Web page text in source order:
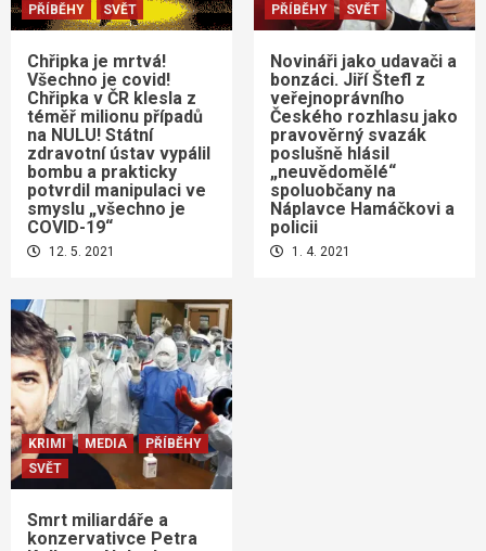
PŘÍBĚHY
SVĚT
Chřipka je mrtvá!
Všechno je covid!
Chřipka v ČR klesla z
téměř milionu případů
na NULU! Státní
zdravotní ústav vypálil
bombu a prakticky
potvrdil manipulaci ve
smyslu „všechno je
COVID-19“
12. 5. 2021
PŘÍBĚHY
SVĚT
Novináři jako udavači a
bonzáci. Jiří Štefl z
veřejnoprávního
Českého rozhlasu jako
pravověrný svazák
poslušně hlásil
„neuvědomělé“
spoluobčany na
Náplavce Hamáčkovi a
policii
1. 4. 2021
KRIMI MEDIA
PŘÍBĚHY
SVĚT
Smrt miliardáře a
konzervativce Petra